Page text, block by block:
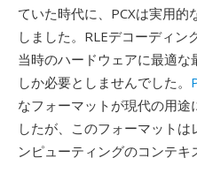
ていた時代に、PCXは実用
しました。RLEデコーディン
当時のハードウェアに最適な
しか必要としませんでした。
なフォーマットが現代の用途
したが、このフォーマット
ンピューティングのコンテキ